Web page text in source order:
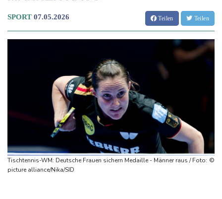
SPORT 07.05.2026 Teilen Teilen
Tischtennis-WM: Deutsche Frauen sichern Medaille - Männer raus / Foto: ©
picture alliance/Nika/SID